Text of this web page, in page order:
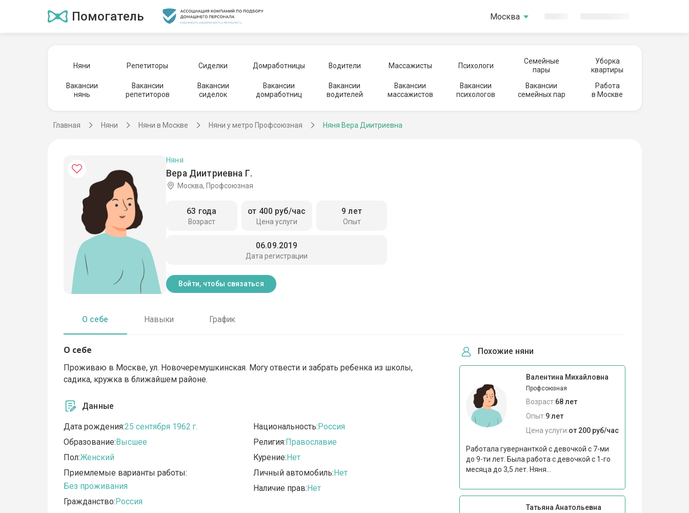
Помогатель Москва
Няни Репетиторы Сиделки Домработницы Водители Массажисты Психологи
Семейные
пары
Уборка
квартиры
Вакансии
нянь
Вакансии
репетиторов
Вакансии
сиделок
Вакансии
домработниц
Вакансии
водителей
Вакансии
массажистов
Вакансии
психологов
Вакансии
семейных пар
Работа
в Москве
Главная Няни Няни в Москве Няни у метро Профсоюзная Няня Вера Диитриевна
Вера Диитриевна Г.
Няня
Москва, Профсоюзная
Возраст
63 года
Цена услуги
от 400 руб/час
Опыт
9 лет
Дата регистрации
06.09.2019
Войти, чтобы связаться
О себе Навыки График
О себе
Проживаю в Москве, ул. Новочеремушкинская. Могу отвести и забрать ребенка из школы,
садика, кружка в ближайшем районе.
Данные
Дата рождения:25 сентября 1962 г.
Образование:Высшее
Пол:Женский
Приемлемые варианты работы:
Без проживания
Гражданство:Россия
Национальность:Россия
Религия:Православие
Курение:Нет
Личный автомобиль:Нет
Наличие прав:Нет
Похожие няни
Валентина Михайловна
Профсоюзная
Возраст:68 лет
Опыт:9 лет
Цена услуги:от 200 руб/час
Работала гувернанткой с девочкой с 7-ми
до 9-ти лет. Была работа с девочкой с 1-го
месяца до 3,5 лет. Няня...
Татьяна Анатольевна